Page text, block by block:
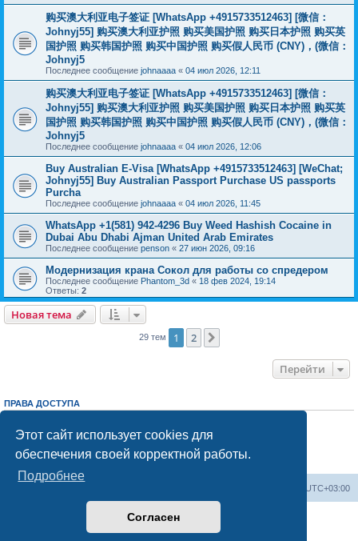
Этот сайт использует cookies для
обеспечения своей корректной работы.
Подробнее
Согласен
购买澳大利亚电子签证 [WhatsApp +4915733512463] [微信：
Johnyj55] 购买澳大利亚护照 购买美国护照 购买日本护照 购买英
国护照 购买韩国护照 购买中国护照 购买假人民币 (CNY)，(微信：
Johnyj5
Последнее сообщение johnaaaa « 04 июл 2026, 12:11
购买澳大利亚电子签证 [WhatsApp +4915733512463] [微信：
Johnyj55] 购买澳大利亚护照 购买美国护照 购买日本护照 购买英
国护照 购买韩国护照 购买中国护照 购买假人民币 (CNY)，(微信：
Johnyj5
Последнее сообщение johnaaaa « 04 июл 2026, 12:06
Buy Australian E-Visa [WhatsApp +4915733512463] [WeChat;
Johnyj55] Buy Australian Passport Purchase US passports
Purcha
Последнее сообщение johnaaaa « 04 июл 2026, 11:45
WhatsApp +1(581) 942-4296 Buy Weed Hashish Cocaine in
Dubai Abu Dhabi Ajman United Arab Emirates
Последнее сообщение penson « 27 июн 2026, 09:16
Модернизация крана Сокол для работы со спредером
Последнее сообщение Phantom_3d « 18 фев 2024, 19:14
Ответы: 2
Новая тема
29 тем 1 2
Перейти
ПРАВА ДОСТУПА
Выне можетеотвечать на сообщения
Выне можетередактировать свои сообщения
Выне можетеудалять свои сообщения
добавлять вложения
UTC+03:00
Создано на основеphpBB® Forum Software © phpBB Limited
Русская поддержка phpBB